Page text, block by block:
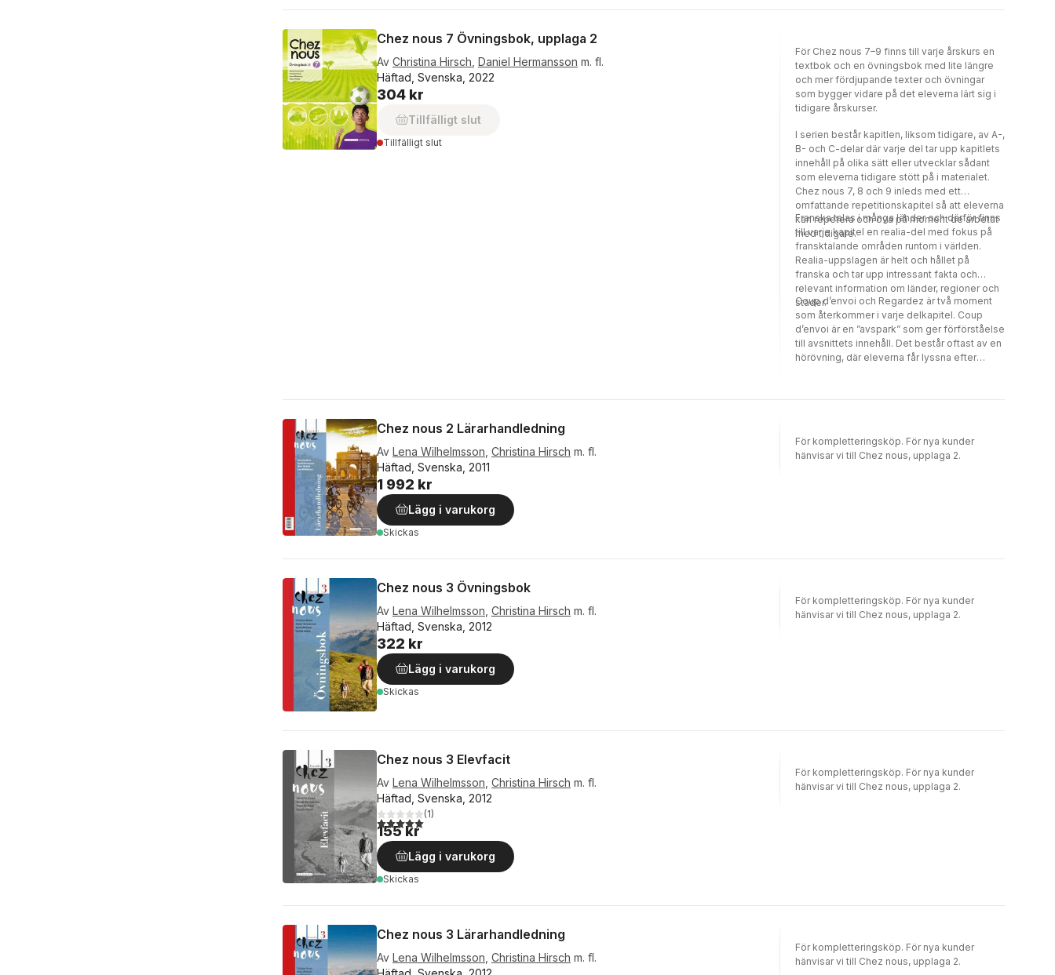
Chez nous 7 Övningsbok, upplaga 2
Av Christina Hirsch Daniel Hermansson m. fl.
Häftad, Svenska, 2022
304 kr
Tillfälligt slut
Tillfälligt slut
För Chez nous 7–9 finns till varje årskurs en
textbok och en övningsbok med lite längre
och mer fördjupande texter och övningar
som bygger vidare på det eleverna lärt sig i
tidigare årskurser.
I serien består kapitlen, liksom tidigare, av A-,
B- och C-delar där varje del tar upp kapitlets
innehåll på olika sätt eller utvecklar sådant
som eleverna tidigare stött på i materialet.
Chez nous 7, 8 och 9 inleds med ett
omfattande repetitionskapitel så att eleverna
kan repetera och öva på moment de arbetat
med tidigare.
Franska talas i många länder och därför finns
till varje kapitel en realia-del med fokus på
fransktalande områden runtom i världen.
Realia-uppslagen är helt och hållet på
franska och tar upp intressant fakta och
relevant information om länder, regioner och
städer.
Coup d’envoi och Regardez är två moment
som återkommer i varje delkapitel. Coup
d’envoi är en ”avspark” som ger förförståelse
till avsnittets innehåll. Det består oftast av en
hörövning, där eleverna får lyssna efter
samlar ord, uttryck och grammatik som
Chez nous 2 Lärarhandledning
Av Lena Wilhelmsson Christina Hirsch m. fl.
Häftad, Svenska, 2011
1 992 kr
Lägg i varukorg
Skickas
För kompletteringsköp. För nya kunder
hänvisar vi till Chez nous, upplaga 2.
Chez nous 3 Övningsbok
Av Lena Wilhelmsson Christina Hirsch m. fl.
Häftad, Svenska, 2012
322 kr
Lägg i varukorg
Skickas
För kompletteringsköp. För nya kunder
hänvisar vi till Chez nous, upplaga 2.
Chez nous 3 Elevfacit
Av Lena Wilhelmsson Christina Hirsch m. fl.
Häftad, Svenska, 2012
5,0utav 5 stjärnor. Totalt antal röster:
(1)
155 kr
Lägg i varukorg
Skickas
För kompletteringsköp. För nya kunder
hänvisar vi till Chez nous, upplaga 2.
Chez nous 3 Lärarhandledning
Av Lena Wilhelmsson Christina Hirsch m. fl.
För kompletteringsköp. För nya kunder
hänvisar vi till Chez nous, upplaga 2.